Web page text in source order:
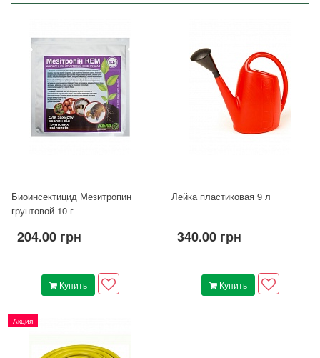
Биоинсектицид Мезитропин
грунтовой 10 г
204.00 грн
Купить
Лейка пластиковая 9 л
340.00 грн
Купить
Акция